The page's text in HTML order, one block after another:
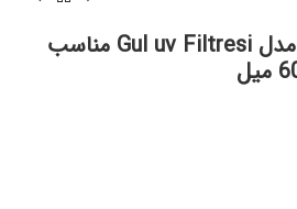
شامپو 2 در 1 ایپک مدل Gul uv Filtresi مناسب